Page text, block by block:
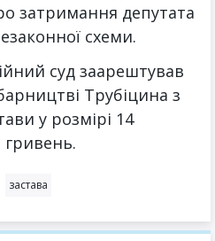
затримання депутата
схеми.
суд заарештував
Трубіцина з
у розмірі 14
гривень.
застава